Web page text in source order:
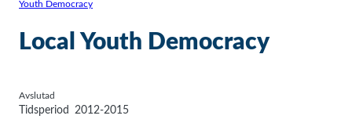
Youth Democracy
Local Youth Democracy
Avslutad
Tidsperiod 2012-2015